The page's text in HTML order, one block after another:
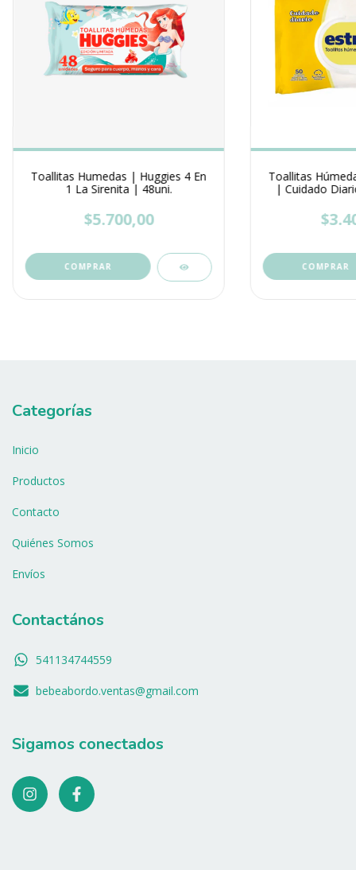
Toallitas Humedas | Huggies 4 En
1 La Sirenita | 48uni.
$5.700,00
Toallitas
| Cuidado
Categorías
Inicio
Productos
Contacto
Quiénes Somos
Envíos
Contactános
541134744559
bebeabordo.ventas@gmail.com
Sigamos conectados